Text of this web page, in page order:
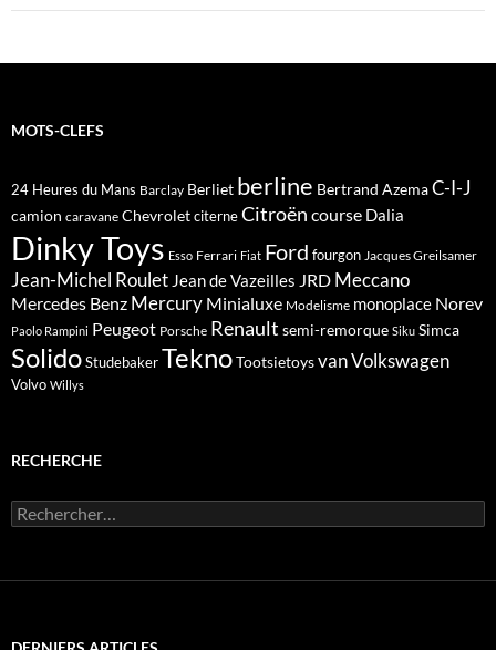
MOTS-CLEFS
24 Heures du Mans Barclay Berliet berline Bertrand AzemaC-I-J
camion caravane ChevroletciterneCitroën course Dalia
Dinky Toys Esso Ferrari Fiat Ford fourgon Jacques Greilsamer
Jean-Michel Roulet Jean de Vazeilles JRD Meccano
Mercedes Benz Mercury Minialuxe Modelisme monoplace Norev
Paolo Rampini Peugeot Porsche Renault semi-remorque Siku Simca
SolidoStudebakerTeknoTootsietoysvanVolkswagen
Volvo Willys
RECHERCHE
Rechercher :